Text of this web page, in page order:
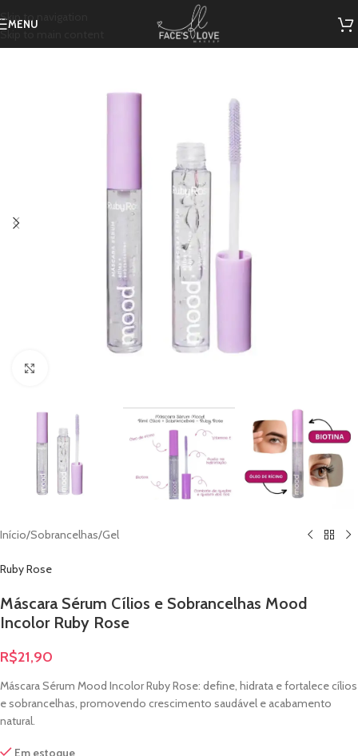
Skip to navigation
Skip to main content
MENU
Início/Sobrancelhas/Gel
Ruby Rose
Máscara Sérum Cílios e Sobrancelhas Mood
Incolor Ruby Rose
R$21,90
Máscara Sérum Mood Incolor Ruby Rose: define, hidrata e fortalece cílios
e sobrancelhas, promovendo crescimento saudável e acabamento
natural.
Em estoque